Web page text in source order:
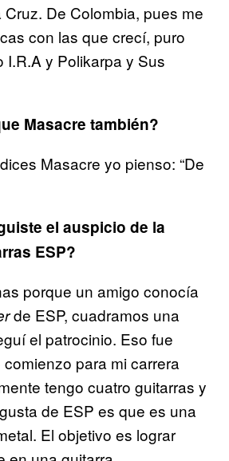
De Colombia, pues me
con las que crecí, puro
I.R.A y Polikarpa y Sus
Masacre también?
Masacre yo pienso: “De
el auspicio de la
ESP?
porque un amigo conocía
de ESP, cuadramos una
el patrocinio. Eso fue
para mi carrera
tengo cuatro guitarras y
de ESP es que es una
El objetivo es lograr